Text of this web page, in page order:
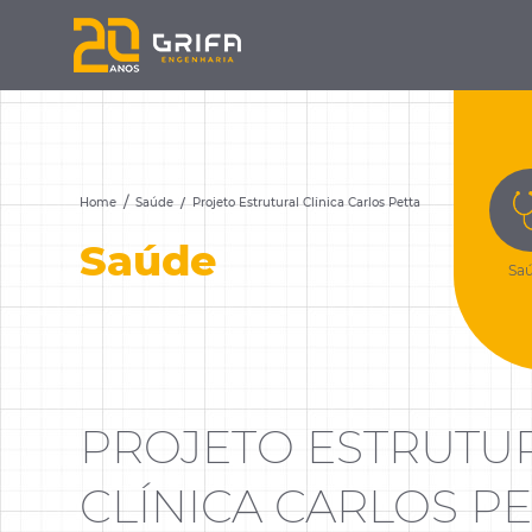
Home Saúde Projeto Estrutural Clínica Carlos Petta
Saúde
PROJETO
CLÍNICA CARLOS